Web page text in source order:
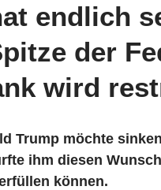
endlich
der
wird
Trump möchte
ihm diesen
können.